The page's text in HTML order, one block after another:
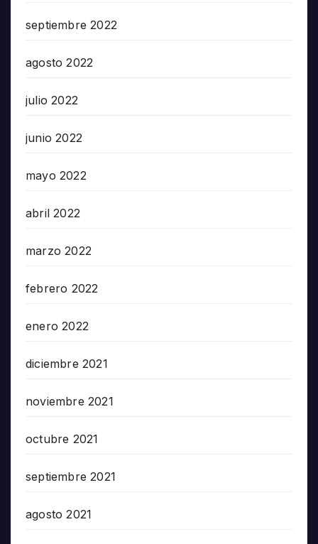
septiembre 2022
agosto 2022
julio 2022
junio 2022
mayo 2022
abril 2022
marzo 2022
febrero 2022
enero 2022
diciembre 2021
noviembre 2021
octubre 2021
septiembre 2021
agosto 2021